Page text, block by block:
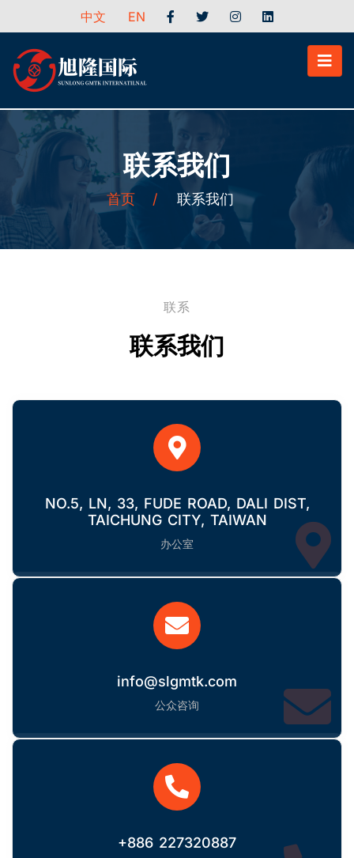
中文 EN
联系我们
首页 / 联系我们
联系
联系我们
NO.5, LN, 33, FUDE ROAD, DALI DIST,
TAICHUNG CITY, TAIWAN
办公室
info@slgmtk.com
公众咨询
+886 227320887